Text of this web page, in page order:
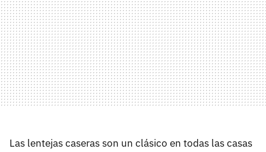
Las lentejas caseras son un clásico en todas las casas